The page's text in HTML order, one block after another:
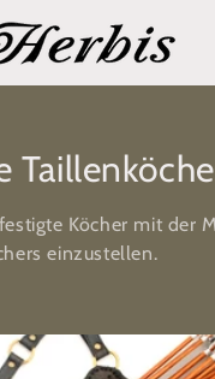
Köcher mit der
einzustellen.